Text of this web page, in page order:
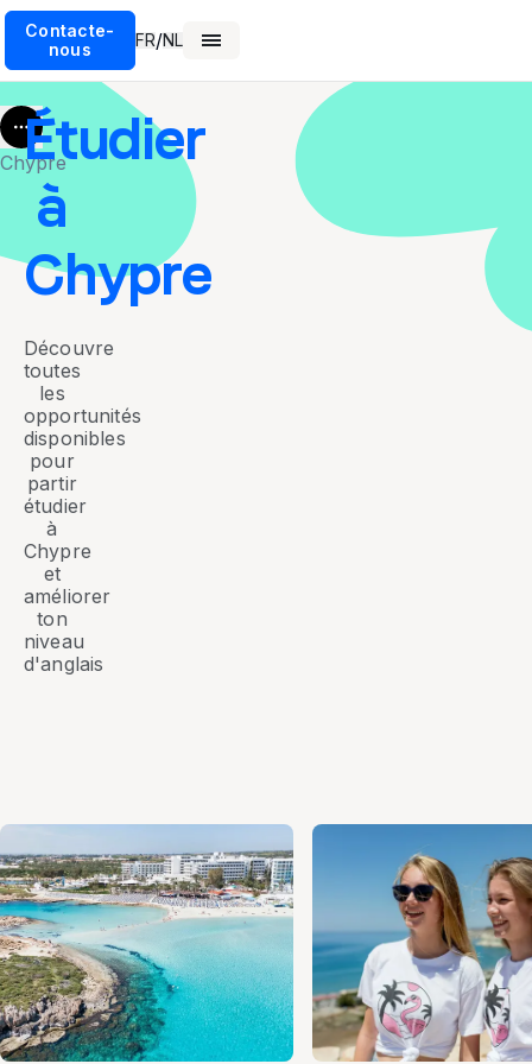
Contacte-
nous
FR/NL
More
Chypre
Étudier
à
Chypre
Découvre
toutes
les
opportunités
disponibles
pour
partir
étudier
à
Chypre
et
améliorer
ton
niveau
d'anglais